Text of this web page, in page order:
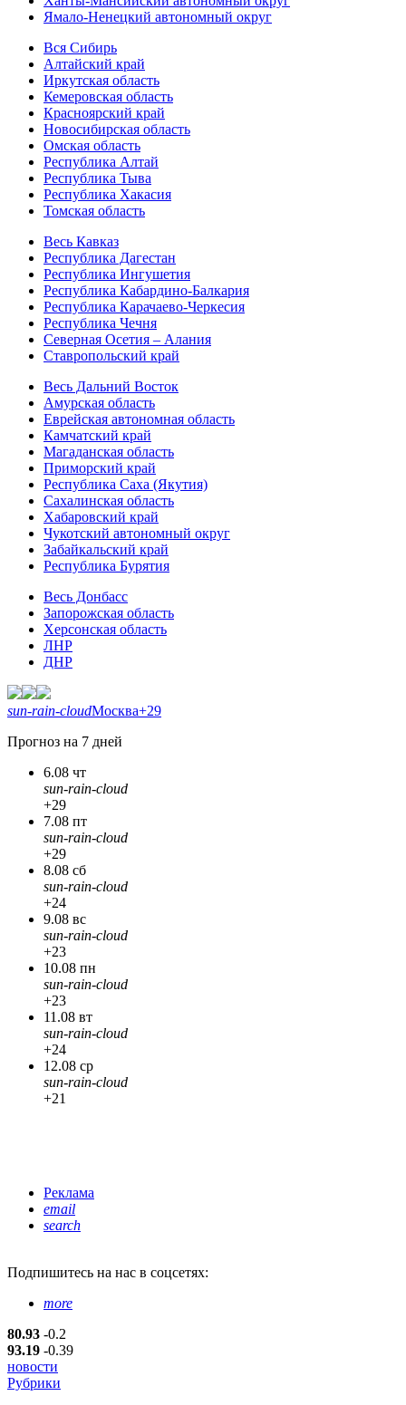
Ямало-Ненецкий автономный округ
Вся Сибирь
Алтайский край
Иркутская область
Кемеровская область
Красноярский край
Новосибирская область
Омская область
Республика Алтай
Республика Тыва
Республика Хакасия
Томская область
Весь Кавказ
Республика Дагестан
Республика Ингушетия
Республика Кабардино-Балкария
Республика Карачаево-Черкесия
Республика Чечня
Северная Осетия – Алания
Ставропольский край
Весь Дальний Восток
Амурская область
Еврейская автономная область
Камчатский край
Магаданская область
Приморский край
Республика Саха (Якутия)
Сахалинская область
Хабаровский край
Чукотский автономный округ
Забайкальский край
Республика Бурятия
Весь Донбасс
Запорожская область
Херсонская область
ЛНР
ДНР
sun-rain-cloudМосква+29
Прогноз на 7 дней
6.08 чт
sun-rain-cloud
+29
7.08 пт
sun-rain-cloud
+29
8.08 сб
sun-rain-cloud
+24
9.08 вс
sun-rain-cloud
+23
10.08 пн
sun-rain-cloud
+23
11.08 вт
sun-rain-cloud
+24
12.08 ср
sun-rain-cloud
+21
Реклама
email
search
Подпишитесь на нас в соцсетях:
more
80.93 -0.2
93.19 -0.39
новости
Рубрики